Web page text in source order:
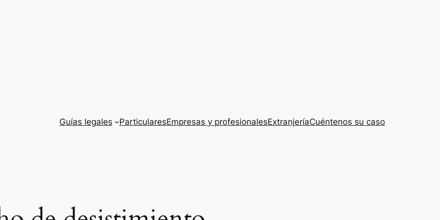
Guías legales ParticularesEmpresas y profesionalesExtranjeríaCuéntenos su caso